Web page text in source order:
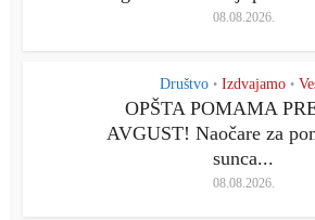
08.08.2026.
Društvo • Izdvajamo •
OPŠTA POMAMA
AVGUST! Naočare za
sunca...
08.08.2026.